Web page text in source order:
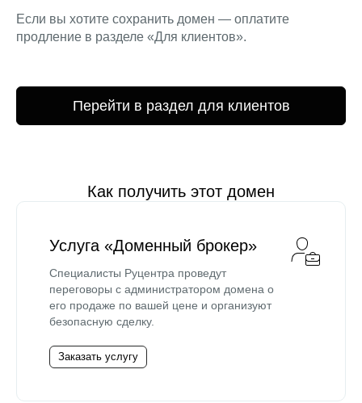
Если вы хотите сохранить домен — оплатите
продление в разделе «Для клиентов».
Перейти в раздел для клиентов
Как получить этот домен
Услуга «Доменный брокер»
Специалисты Руцентра проведут
переговоры с администратором домена о
его продаже по вашей цене и организуют
безопасную сделку.
Заказать услугу